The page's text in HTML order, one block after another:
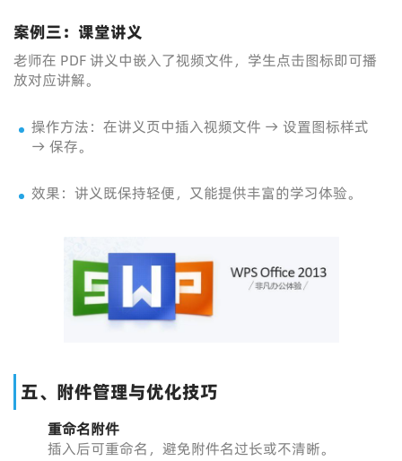
案例三：课堂讲义
老师在 PDF 讲义中嵌入了视频文件，学生点击图标即可播
放对应讲解。
操作方法：在讲义页中插入视频文件 → 设置图标样式
→ 保存。
效果：讲义既保持轻便，又能提供丰富的学习体验。
五、附件管理与优化技巧
重命名附件
插入后可重命名，避免附件名过长或不清晰。